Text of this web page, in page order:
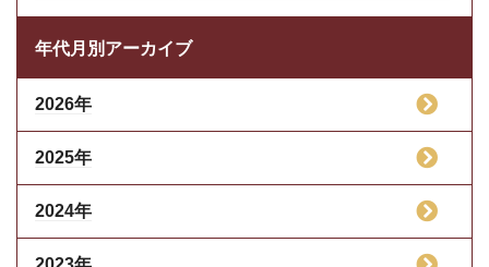
年代月別アーカイブ
2026年
2025年
2024年